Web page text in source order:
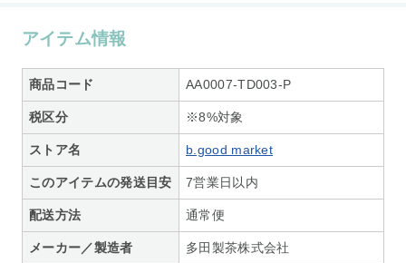
アイテム情報
商品コード AA0007-TD003-P
税区分 ※8%対象
ストア名 b.good market
このアイテムの発送目安 7営業日以内
配送方法 通常便
メーカー／製造者 多田製茶株式会社